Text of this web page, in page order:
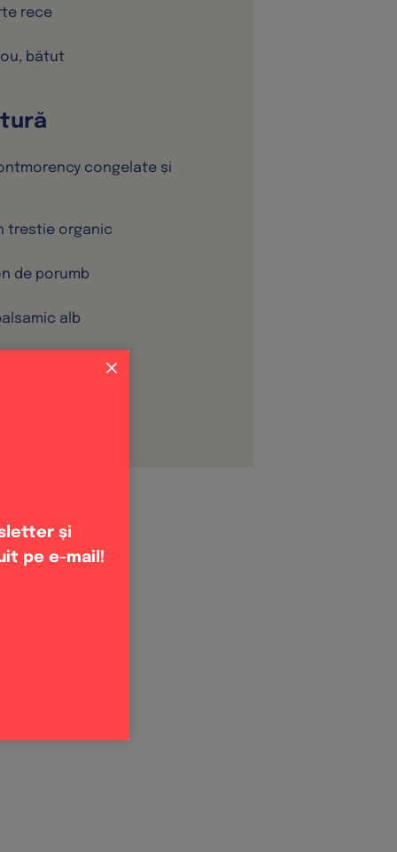
rece
ou, bătut
congelate și
trestie organic
de porumb
alb
și
pe e-mail!